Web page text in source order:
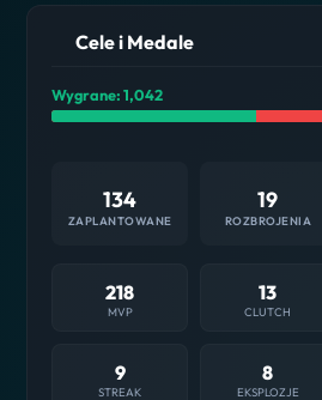
Cele i Medale
Wygrane: 1,042
134
ZAPLANTOWANE
19
ROZBROJENIA
218
MVP
13
CLUTCH
9
STREAK
8
EKSPLOZJE